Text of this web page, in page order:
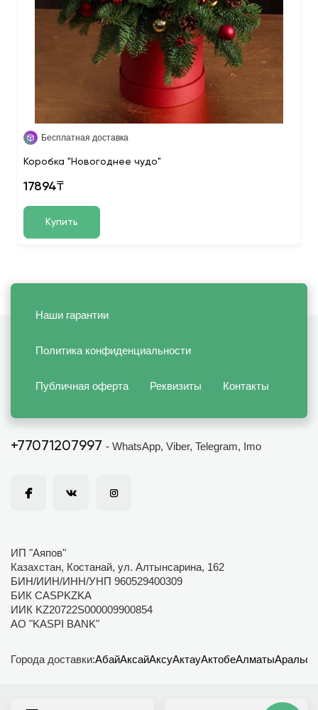
Бесплатная доставка
Коробка "Новогоднее чудо"
17894₸
Купить
Наши гарантии
Политика конфиденциальности
Публичная оферта Реквизиты Контакты
+77071207997 - WhatsApp, Viber, Telegram, Imo
ИП "Аяпов"
Казахстан, Костанай, ул. Алтынсарина, 162
БИН/ИИН/ИНН/УНП 960529400309
БИК CASPKZKA
ИИК KZ20722S000009900854
АО "KASPI BANK"
Города доставки:АбайАксайАксуАктауАктобеАлматыАральск